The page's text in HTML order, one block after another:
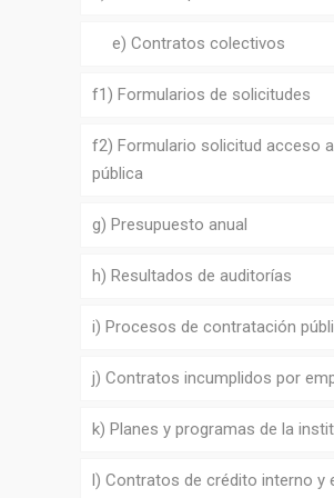
e) Contratos colectivos
f1) Formularios de solicitudes
f2) Formulario solicitud acceso
pública
g) Presupuesto anual
h) Resultados de auditorías
i) Procesos de contratación
j) Contratos incumplidos por
k) Planes y programas de la
l) Contratos de crédito interno y